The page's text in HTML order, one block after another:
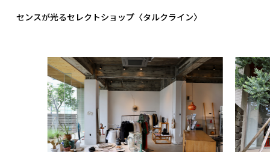
センスが光るセレクトショップ〈タルクライン〉